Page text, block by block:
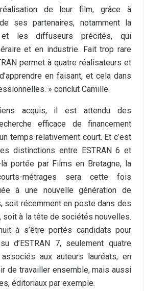
réalisation de leur film, grâce à
ses partenaires, notamment la
et les diffuseurs précités, qui
et en industrie. Fait trop rare
permet à quatre réalisateurs et
en faisant, et cela dans
» conclut Camille.
acquis, il est attendu des
efficace de financement
temps relativement court. Et c’est
distinctions entre ESTRAN 6 et
là portée par Films en Bretagne, la
métrages sera cette fois
à une nouvelle génération de
soit récemment en poste dans des
à la tête de sociétés nouvelles.
à s’être portés candidats pour
d’ESTRAN 7, seulement quatre
aux auteurs lauréats, en
de travailler ensemble, mais aussi
éditoriaux par exemple.